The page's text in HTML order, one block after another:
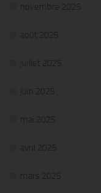
novembre 2025
août 2025
juillet 2025
juin 2025
mai 2025
avril 2025
mars 2025